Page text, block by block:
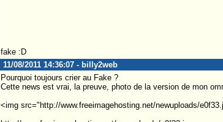
fake :D
11/08/2011 14:36:07 - billy2web
Pourquoi toujours crier au Fake ?
Cette news est vrai, la preuve, photo de la version de mon
<img src="http://www.freeimagehosting.net/newuploads/